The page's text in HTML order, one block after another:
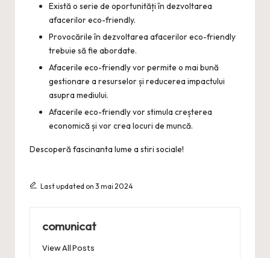
Există o serie de oportunități în dezvoltarea
afacerilor eco-friendly.
Provocările în dezvoltarea afacerilor eco-friendly
trebuie să fie abordate.
Afacerile eco-friendly vor permite o mai bună
gestionare a resurselor și reducerea impactului
asupra mediului.
Afacerile eco-friendly vor stimula creșterea
economică și vor crea locuri de muncă.
Descoperă fascinanta lume a stiri sociale!
Last updated on 3 mai 2024
comunicat
View All Posts